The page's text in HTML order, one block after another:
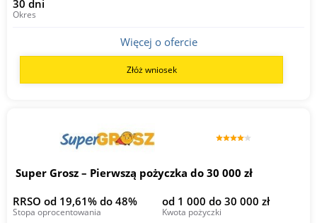
30 dni
Okres
Więcej o ofercie
Złóż wniosek
Super Grosz – Pierwszą pożyczka do 30 000 zł
RRSO od 19,61% do 48%
Stopa oprocentowania
od 1 000 do 30 000 zł
Kwota pożyczki